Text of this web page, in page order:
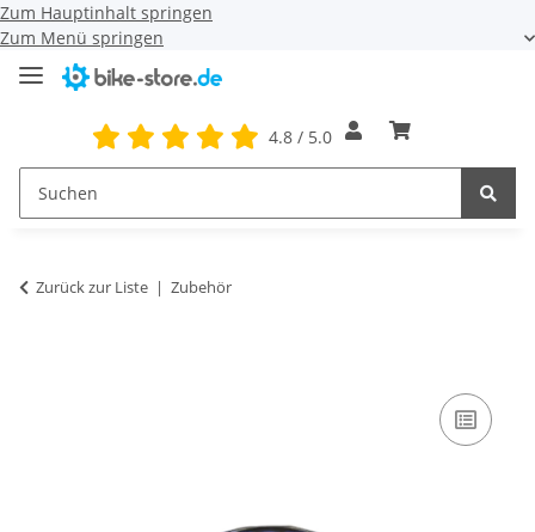
Zum Hauptinhalt springen
Zum Menü springen
4.8 / 5.0
Zurück zur Liste Zubehör